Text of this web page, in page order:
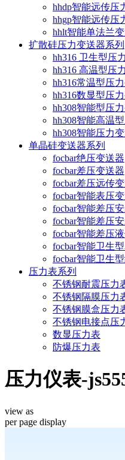
hhdp智能远传压
hhgp智能远传压
hhlt智能单法兰
扩散硅压力变送器系列
hh316 卫生型压
hh316 高温型压
hh316常温型压
hh316数显型压
hh308智能型压
hh308智能高温
hh308智能压力
单晶硅变送器系列
focbar绝压变送器
focbar差压变送器
focbar差压远传
focbar智能表压
focbar智能差压
focbar智能差压
focbar智能差压
focbar智能卫生
focbar智能卫生
压力表系列
不锈钢耐震压力
不锈钢隔膜压力
不锈钢膜盒压力
不锈钢电接点压
数显压力表
防爆压力表
压力仪表-
view as
per page display